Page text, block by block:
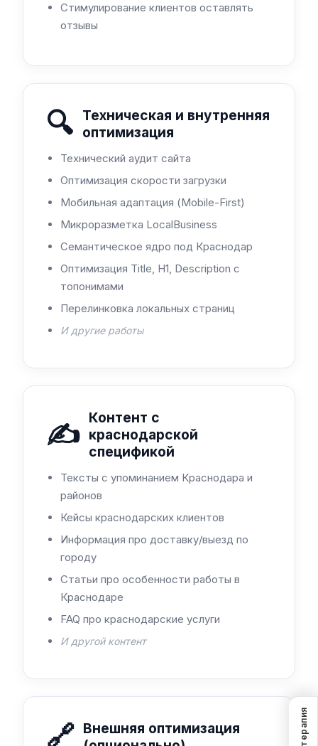
Стимулирование клиентов оставлять
отзывы
🔍 Техническая и внутренняя
оптимизация
Технический аудит сайта
Оптимизация скорости загрузки
Мобильная адаптация (Mobile-First)
Микроразметка LocalBusiness
Семантическое ядро под Краснодар
Оптимизация Title, H1, Description с
топонимами
Перелинковка локальных страниц
И другие работы
✍️ Контент с
краснодарской
спецификой
Тексты с упоминанием Краснодара и
районов
Кейсы краснодарских клиентов
Информация про доставку/выезд по
городу
Статьи про особенности работы в
Краснодаре
FAQ про краснодарские услуги
И другой контент
🔗 Внешняя оптимизация